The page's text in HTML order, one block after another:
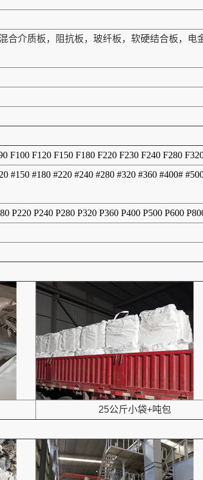
介质板，阻抗板，玻纤板，软硬结合板，电
F100 F120 F150 F180 F220 F230 F240 F280
#150 #180 #220 #240 #280 #320 #360 #400#
P220 P240 P280 P320 P360 P400 P500 P600
25公斤小袋+吨包